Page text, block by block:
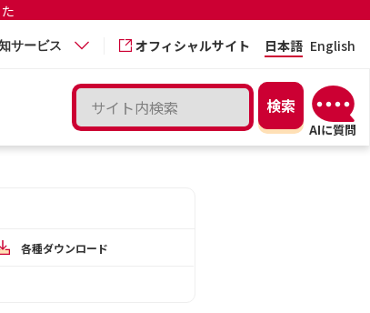
サービス オフィシャルサイト 日本語 English
各種ダウンロード